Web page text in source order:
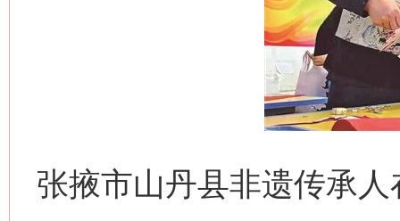
张掖市山丹县非遗传承